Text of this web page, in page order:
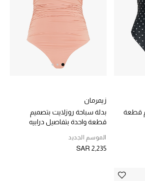
الحقائب
قطعة
زيمرمان
بدلة سباحة روزلايت بتصميم
قطعة واحدة بتفاصيل درابيه
الموسم الجديد
SAR 2,235